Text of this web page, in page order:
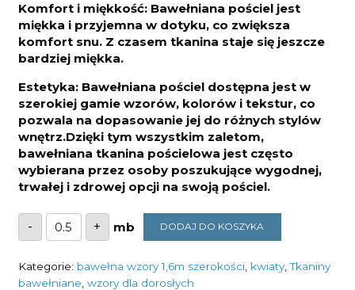
Komfort i miękkość: Bawełniana pościel jest
miękka i przyjemna w dotyku, co zwiększa
komfort snu. Z czasem tkanina staje się jeszcze
bardziej miękka.
Estetyka: Bawełniana pościel dostępna jest w
szerokiej gamie wzorów, kolorów i tekstur, co
pozwala na dopasowanie jej do różnych stylów
wnętrz.Dzięki tym wszystkim zaletom,
bawełniana tkanina pościelowa jest często
wybierana przez osoby poszukujące wygodnej,
trwałej i zdrowej opcji na swoją pościel.
-
ilość
Bawełna
bezowe
na
bieli
+ DODAJ DO KOSZYKA
Kategorie: bawełna wzory 1,6m szerokości, kwiaty,Tkaniny
bawełniane, wzory dla dorosłych